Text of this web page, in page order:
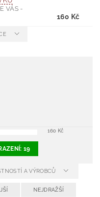
VÁS -
160 Kč
160 Kč
19
A VÝROBCŮ
NEJDRAŽŠÍ